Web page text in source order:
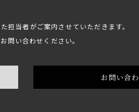
担当者がご案内させていただきます。
問い合わせください。
お問い合